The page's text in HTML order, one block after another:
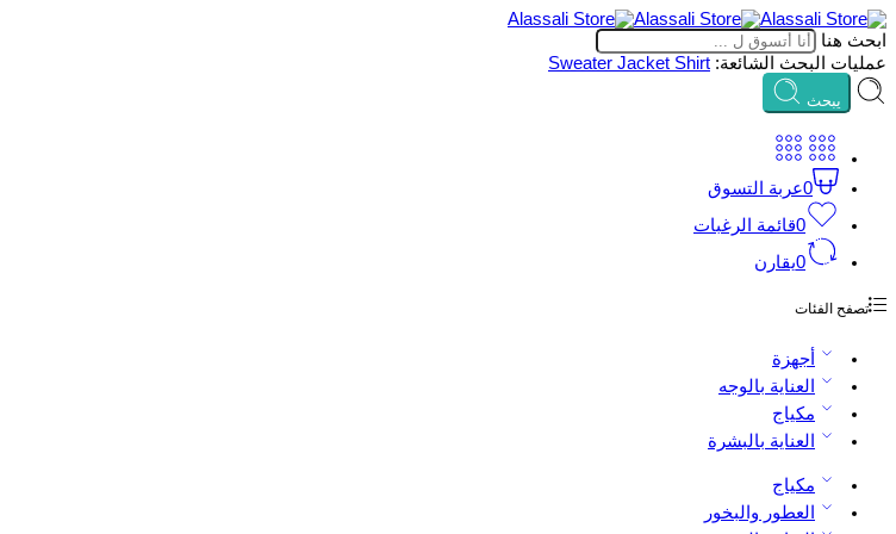
ابحث هنا
عمليات البحث الشائعة:
Sweater Jacket Shirt
يبحث
0عربة التسوق
0قائمة الرغبات
0يقارن
تصفح الفئات
أجهزة
العناية بالوجه
مكياج
العناية بالبشرة
مكياج
العطور والبخور